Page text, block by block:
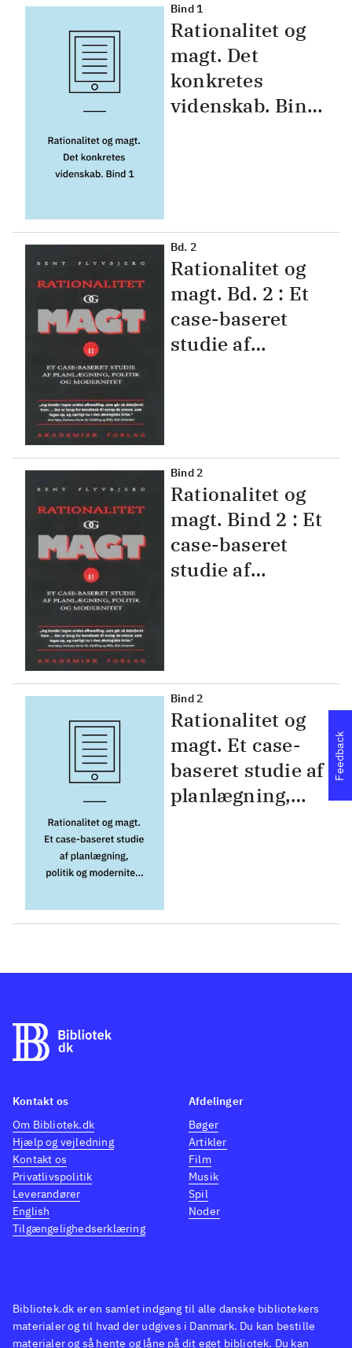
Bind 1
Rationalitet og
magt. Det
konkretes
videnskab. Bind
Bd. 2
Rationalitet og
magt. Bd. 2 : Et
case-baseret
studie af
Bind 2
Rationalitet og
magt. Bind 2 : Et
case-baseret
studie af
Bind 2
Rationalitet og
magt. Et case-
baseret studie af
planlægning,
Feedback
Bibliotek.dk er en samlet indgang til alle danske bibliotekers
materialer og til hvad der udgives i Danmark. Du kan bestille
materialer og så hente og låne på dit eget bibliotek. Du kan
Kontakt os
Om Bibliotek.dk
Hjælp og vejledning
Kontakt os
Privatlivspolitik
Leverandører
English
Tilgængelighedserklæring
Afdelinger
Bøger
Artikler
Film
Musik
Spil
Noder